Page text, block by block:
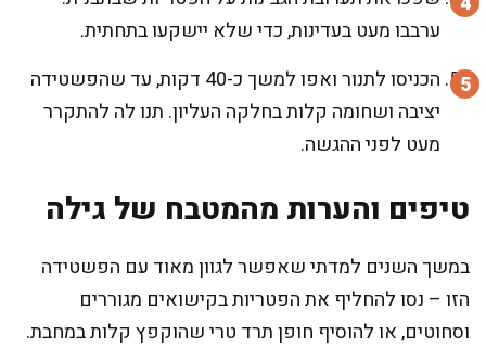
ערבבו מעט בעדינות, כדי שלא יישקעו בתחתית.
הכניסו לתנור ואפו למשך כ-40 דקות, עד שהפשטידה
יציבה ושחומה קלות בחלקה העליון. תנו לה להתקרר
מעט לפני ההגשה.
טיפים והערות מהמטבח של גילה
במשך השנים למדתי שאפשר לגוון מאוד עם הפשטידה
הזו – נסו להחליף את הפטריות בקישואים מגוררים
וסחוטים, או להוסיף חופן תרד טרי שהוקפץ קלות במחבת.